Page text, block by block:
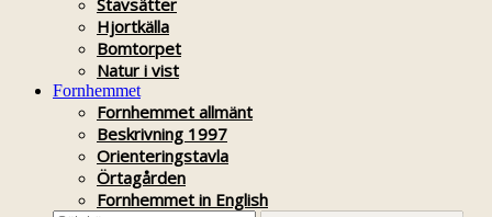
Stavsätter
Hjortkälla
Bomtorpet
Natur i vist
Fornhemmet
Fornhemmet allmänt
Beskrivning 1997
Orienteringstavla
Örtagården
Fornhemmet in English